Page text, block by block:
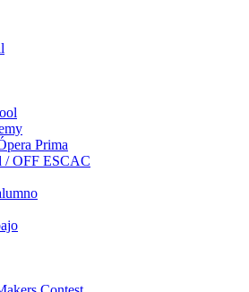
Prima
/ OFF ESCAC